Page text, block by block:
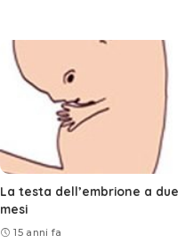
La testa dell’embrione a due
mesi
15 anni fa